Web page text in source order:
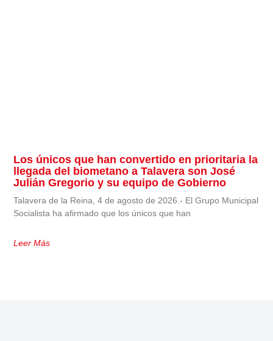
Los únicos que han convertido en prioritaria la
llegada del biometano a Talavera son José
Julián Gregorio y su equipo de Gobierno
Talavera de la Reina, 4 de agosto de 2026.- El Grupo Municipal
Socialista ha afirmado que los únicos que han
Leer Más